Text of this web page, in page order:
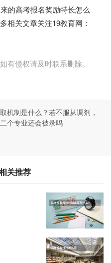
的高考报名奖励特长怎么
相关文章关注19教育网：
有侵权请及时联系删除。
机制是什么？若不服从调剂，
个专业还会被录吗
关推荐